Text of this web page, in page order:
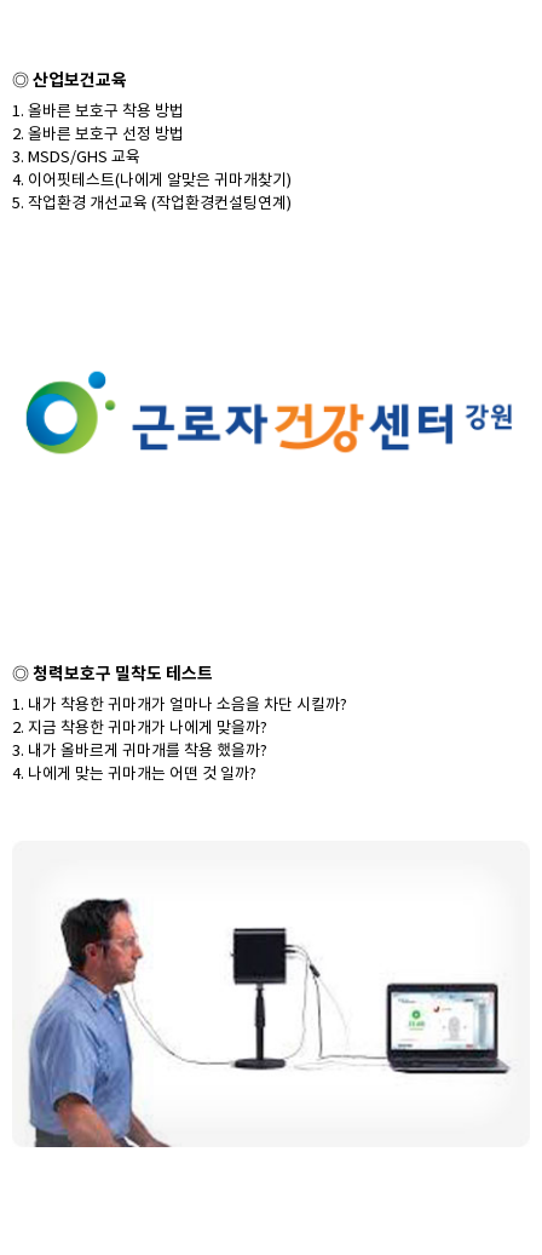
◎산업보건교육
1. 올바른 보호구 착용 방법
2. 올바른 보호구 선정 방법
3. MSDS/GHS 교육
4. 이어핏테스트(나에게 알맞은 귀마개찾기)
5. 작업환경 개선교육 (작업환경컨설팅연계)
◎청력보호구 밀착도 테스트
1. 내가 착용한 귀마개가 얼마나 소음을 차단 시킬까?
2. 지금 착용한 귀마개가 나에게 맞을까?
3. 내가 올바르게 귀마개를 착용 했을까?
4. 나에게 맞는 귀마개는 어떤 것 일까?